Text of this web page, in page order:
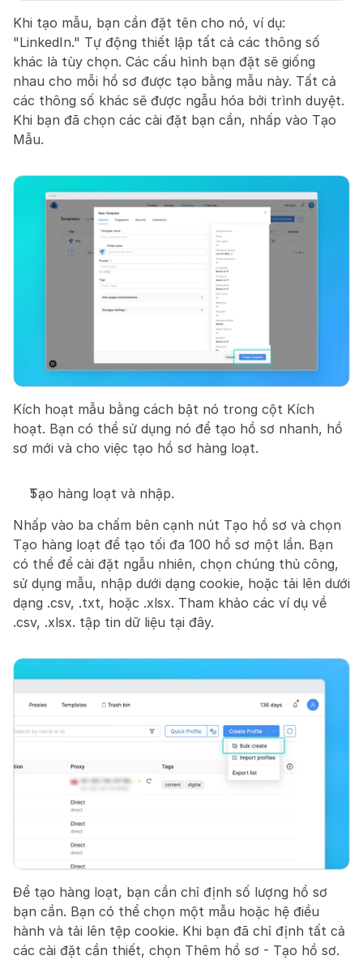
Khi tạo mẫu, bạn cần đặt tên cho nó, ví dụ:
"LinkedIn." Tự động thiết lập tất cả các thông số
khác là tùy chọn. Các cấu hình bạn đặt sẽ giống
nhau cho mỗi hồ sơ được tạo bằng mẫu này. Tất cả
các thông số khác sẽ được ngẫu hóa bởi trình duyệt.
Khi bạn đã chọn các cài đặt bạn cần, nhấp vào Tạo
Mẫu.
Kích hoạt mẫu bằng cách bật nó trong cột Kích
hoạt. Bạn có thể sử dụng nó để tạo hồ sơ nhanh, hồ
sơ mới và cho việc tạo hồ sơ hàng loạt.
Tạo hàng loạt và nhập.
Nhấp vào ba chấm bên cạnh nút Tạo hồ sơ và chọn
Tạo hàng loạt để tạo tối đa 100 hồ sơ một lần. Bạn
có thể để cài đặt ngẫu nhiên, chọn chúng thủ công,
sử dụng mẫu, nhập dưới dạng cookie, hoặc tải lên dưới
dạng .csv, .txt, hoặc .xlsx. Tham khảo các ví dụ về
.csv, .xlsx. tập tin dữ liệu tại đây.
Để tạo hàng loạt, bạn cần chỉ định số lượng hồ sơ
bạn cần. Bạn có thể chọn một mẫu hoặc hệ điều
hành và tải lên tệp cookie. Khi bạn đã chỉ định tất cả
các cài đặt cần thiết, chọn Thêm hồ sơ - Tạo hồ sơ.